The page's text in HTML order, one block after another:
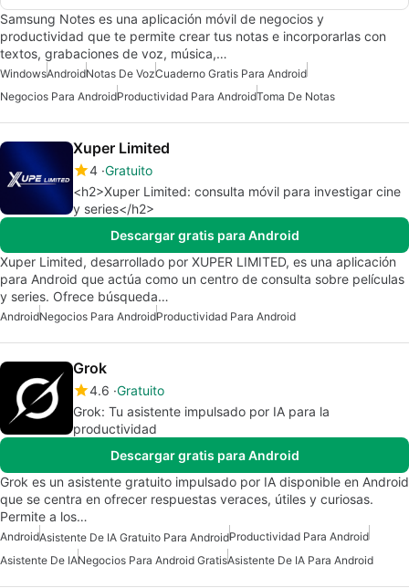
Samsung Notes es una aplicación móvil de negocios y
productividad que te permite crear tus notas e incorporarlas con
textos, grabaciones de voz, música,…
WindowsAndroidNotas De VozCuaderno Gratis Para Android
Negocios Para AndroidProductividad Para AndroidToma De Notas
Xuper Limited
4 Gratuito
<h2>Xuper Limited: consulta móvil para investigar cine
y series</h2>
Descargar gratis para Android
Xuper Limited, desarrollado por XUPER LIMITED, es una aplicación
para Android que actúa como un centro de consulta sobre películas
y series. Ofrece búsqueda…
AndroidNegocios Para AndroidProductividad Para Android
Grok
4.6 Gratuito
Grok: Tu asistente impulsado por IA para la
productividad
Descargar gratis para Android
Grok es un asistente gratuito impulsado por IA disponible en Android
que se centra en ofrecer respuestas veraces, útiles y curiosas.
Permite a los…
AndroidAsistente De IA Gratuito Para AndroidProductividad Para Android
Asistente De IANegocios Para Android GratisAsistente De IA Para Android